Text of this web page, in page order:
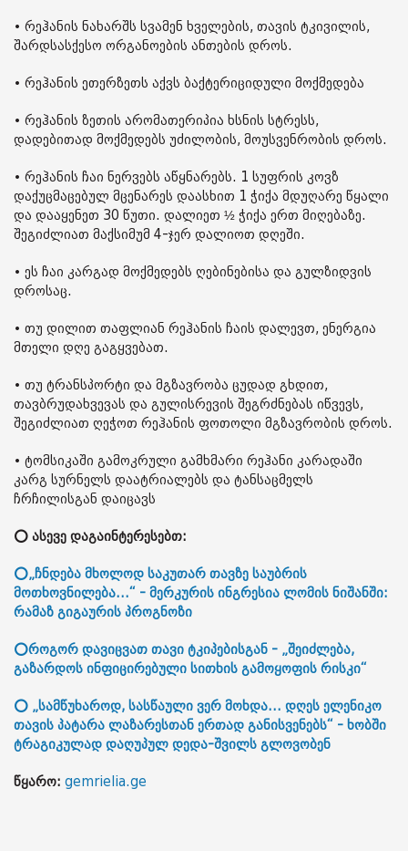
• რეჰანის ნახარშს სვამენ ხველების, თავის ტკივილის,
შარდსასქესო ორგანოების ანთების დროს.
• რეჰანის ეთერზეთს აქვს ბაქტერიციდული მოქმედება
• რეჰანის ზეთის არომათერიპია ხსნის სტრესს,
დადებითად მოქმედებს უძილობის, მოუსვენრობის დროს.
• რეჰანის ჩაი ნერვებს აწყნარებს. 1 სუფრის კოვზ
დაქუცმაცებულ მცენარეს დაასხით 1 ჭიქა მდუღარე წყალი
და დააყენეთ 30 წუთი. დალიეთ ½ ჭიქა ერთ მიღებაზე.
შეგიძლიათ მაქსიმუმ 4-ჯერ დალიოთ დღეში.
• ეს ჩაი კარგად მოქმედებს ღებინებისა და გულზიდვის
დროსაც.
• თუ დილით თაფლიან რეჰანის ჩაის დალევთ, ენერგია
მთელი დღე გაგყვებათ.
• თუ ტრანსპორტი და მგზავრობა ცუდად გხდით,
თავბრუდახვევას და გულისრევის შეგრძნებას იწვევს,
შეგიძლიათ ღეჭოთ რეჰანის ფოთოლი მგზავრობის დროს.
• ტომსიკაში გამოკრული გამხმარი რეჰანი კარადაში
კარგ სურნელს დაატრიალებს და ტანსაცმელს
ჩრჩილისგან დაიცავს
⭕ ასევე დაგაინტერესებთ:
⭕„ჩნდება მხოლოდ საკუთარ თავზე საუბრის
მოთხოვნილება...“ - მერკურის ინგრესია ლომის ნიშანში:
რამაზ გიგაურის პროგნოზი
⭕როგორ დავიცვათ თავი ტკიპებისგან - „შეიძლება,
გაზარდოს ინფიცირებული სითხის გამოყოფის რისკი“
⭕ „სამწუხაროდ, სასწაული ვერ მოხდა... დღეს ელენიკო
თავის პატარა ლაზარესთან ერთად განისვენებს“ - ხობში
ტრაგიკულად დაღუპულ დედა-შვილს გლოვობენ
წყარო: gemrielia.ge